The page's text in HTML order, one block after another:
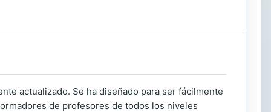
actualizado. Se ha diseñado para ser fácilmente
de profesores de todos los niveles